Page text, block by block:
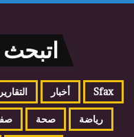
Sfax أخبار التقارير
رياضة صحة